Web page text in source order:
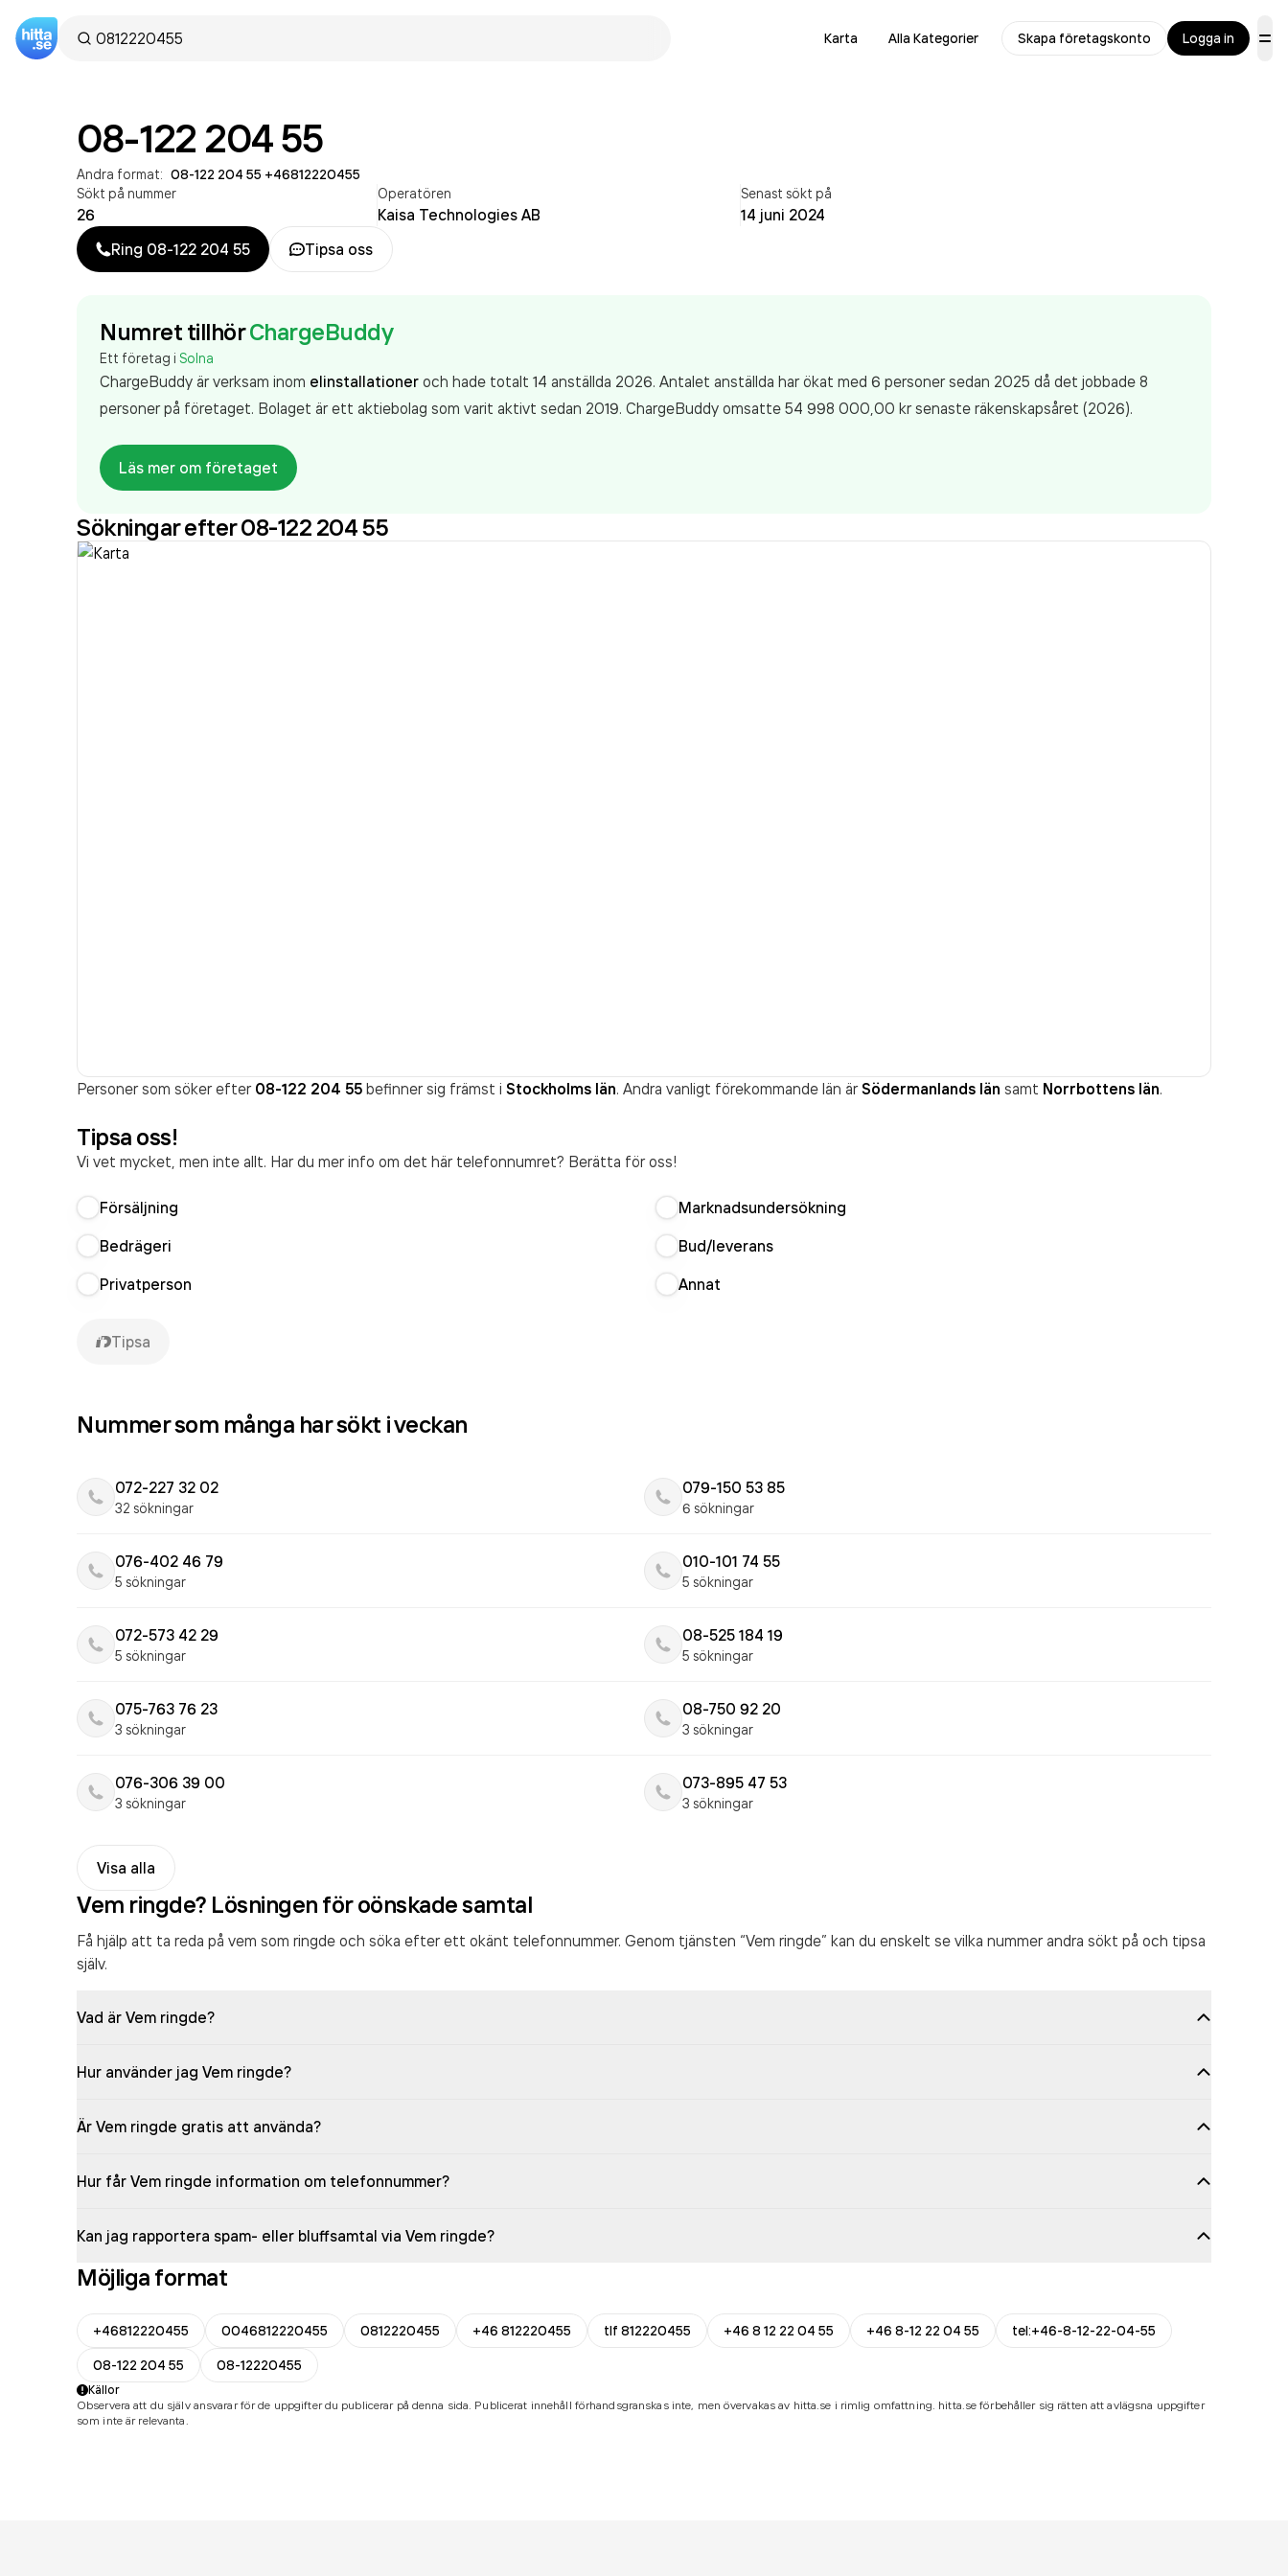
Karta Alla Kategorier Skapa företagskonto Logga in
08-122 204 55
Andra format: 08-122 204 55 +46812220455
Sökt på nummer
26
Operatören
Kaisa Technologies AB
Senast sökt på
14 juni 2024
Ring 08-122 204 55 Tipsa oss
Numret tillhörChargeBuddy
Ett företag i Solna
ChargeBuddy är verksam inom elinstallationer och hade totalt 14 anställda 2026. Antalet anställda har ökat med 6 personer sedan 2025 då det jobbade 8
personer på företaget. Bolaget är ett aktiebolag som varit aktivt sedan 2019. ChargeBuddy omsatte 54 998 000,00 krsenaste räkenskapsåret (2026).
Läs mer om företaget
Sökningar efter 08-122 204 55
Personer som söker efter 08-122 204 55 befinner sig främst i Stockholms län. Andra vanligt förekommande län är Södermanlands län samt Norrbottens län.
Tipsa oss!
Vi vet mycket, men inte allt. Har du mer info om det här telefonnumret? Berätta för oss!
Försäljning
Marknadsundersökning
Bedrägeri
Bud/leverans
Privatperson
Annat
Tipsa
Nummer som många har sökt i veckan
072-227 32 02
32 sökningar
079-150 53 85
6 sökningar
076-402 46 79
5 sökningar
010-101 74 55
5 sökningar
072-573 42 29
5 sökningar
08-525 184 19
5 sökningar
075-763 76 23
3 sökningar
08-750 92 20
3 sökningar
076-306 39 00
3 sökningar
073-895 47 53
3 sökningar
Visa alla
Vem ringde? Lösningen för oönskade samtal
Få hjälp att ta reda på vem som ringde och söka efter ett okänt telefonnummer. Genom tjänsten “Vem ringde” kan du enskelt se vilka nummer andra sökt på och tipsa
själv.
Vad är Vem ringde?
Hur använder jag Vem ringde?
Är Vem ringde gratis att använda?
Hur får Vem ringde information om telefonnummer?
Kan jag rapportera spam- eller bluffsamtal via Vem ringde?
Möjliga format
+46812220455 0046812220455 0812220455 +46 812220455 tlf 812220455 +46 8 12 22 04 55 +46 8-12 22 04 55
tel:+46-8-12-22-04-55
08-122 204 55
08-12220455
Källor
Observera att du själv ansvarar för de uppgifter du publicerar på denna sida. Publicerat innehåll förhandsgranskas inte, men övervakas av hitta.se i rimlig omfattning. hitta.se förbehåller sig rätten att avlägsna uppgifter
som inte är relevanta.